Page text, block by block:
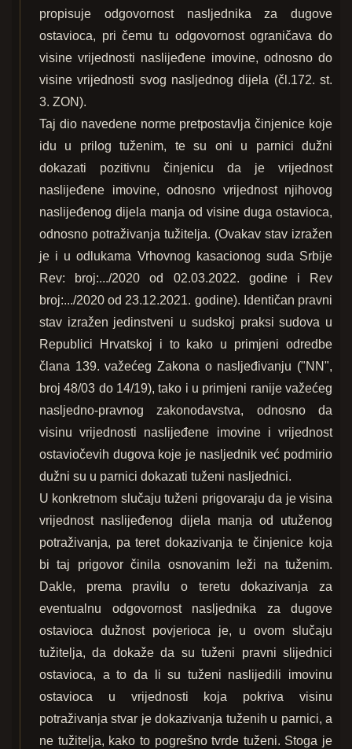
propisuje odgovornost nasljednika za dugove
ostavioca, pri čemu tu odgovornost ograničava do
visine vrijednosti naslijeđene imovine, odnosno do
visine vrijednosti svog nasljednog dijela (čl.172. st.
3. ZON).
Taj dio navedene norme pretpostavlja činjenice koje
idu u prilog tuženim, te su oni u parnici dužni
dokazati pozitivnu činjenicu da je vrijednost
naslijeđene imovine, odnosno vrijednost njihovog
naslijeđenog dijela manja od visine duga ostavioca,
odnosno potraživanja tužitelja. (Ovakav stav izražen
je i u odlukama Vrhovnog kasacionog suda Srbije
Rev: broj:.../2020 od 02.03.2022. godine i Rev
broj:.../2020 od 23.12.2021. godine). Identičan pravni
stav izražen jedinstveni u sudskoj praksi sudova u
Republici Hrvatskoj i to kako u primjeni odredbe
člana 139. važećeg Zakona o nasljeđivanju ("NN",
broj 48/03 do 14/19), tako i u primjeni ranije važećeg
nasljedno-pravnog zakonodavstva, odnosno da
visinu vrijednosti naslijeđene imovine i vrijednost
ostaviočevih dugova koje je nasljednik već podmirio
dužni su u parnici dokazati tuženi nasljednici.
U konkretnom slučaju tuženi prigovaraju da je visina
vrijednost naslijeđenog dijela manja od utuženog
potraživanja, pa teret dokazivanja te činjenice koja
bi taj prigovor činila osnovanim leži na tuženim.
Dakle, prema pravilu o teretu dokazivanja za
eventualnu odgovornost nasljednika za dugove
ostavioca dužnost povjerioca je, u ovom slučaju
tužitelja, da dokaže da su tuženi pravni slijednici
ostavioca, a to da li su tuženi naslijedili imovinu
ostavioca u vrijednosti koja pokriva visinu
potraživanja stvar je dokazivanja tuženih u parnici, a
ne tužitelja, kako to pogrešno tvrde tuženi. Stoga je